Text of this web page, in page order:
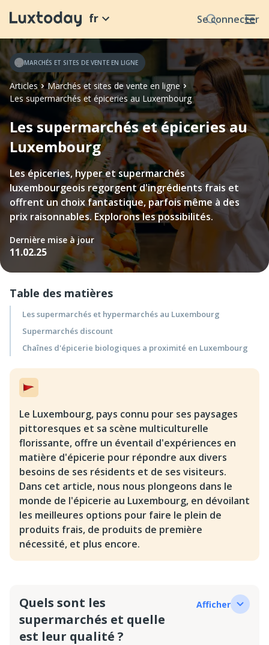
Se connecter
fr
Articles
Marchés et sites de vente en ligne
Les supermarchés et épiceries au Luxembourg
MARCHÉS ET SITES DE VENTE EN LIGNE
Les supermarchés et épiceries au
Luxembourg
Les épiceries, hyper et supermarchés
luxembourgeois regorgent d'ingrédients frais et
offrent un choix fantastique, parfois même à des
prix raisonnables. Explorons les possibilités.
Dernière mise à jour
11.02.25
Table des matières
Les supermarchés et hypermarchés au Luxembourg
Supermarchés discount
Chaînes d'épicerie biologiques a proximité en Luxembourg
Le Luxembourg, pays connu pour ses paysages
pittoresques et sa scène multiculturelle
florissante, offre un éventail d'expériences en
matière d'épicerie pour répondre aux divers
besoins de ses résidents et de ses visiteurs.
Dans cet article, nous nous plongeons dans le
monde de l'épicerie au Luxembourg, en dévoilant
les meilleures options pour faire le plein de
produits frais, de produits de première
nécessité, et plus encore.
Quels sont les
supermarchés et quelle
est leur qualité ?
Afficher